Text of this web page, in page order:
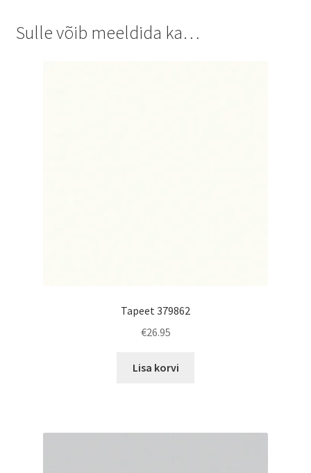
Sulle võib meeldida ka…
Tapeet 379862
€26.95
Lisa korvi